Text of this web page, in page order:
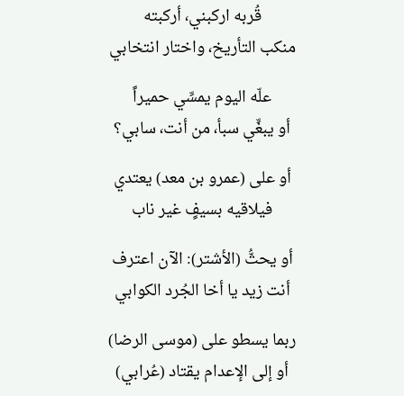
قُربه اركبني، أركبته
منكب التأريخ، واختار انتخابي
علّه اليوم يمسِّي حميراً
أو يبغِّي سبأ، من أنت، سابي؟
أو على (عمرو بن معد) يعتدي
فيلاقيه بسيفٍ غير ناب
أو يحثُّ (الأشتر): الآن اعترف
أنت زيد يا أخا الجُرد الكوابي
ربما يسطو على (موسى الرضا)
أو إلى الإعدام يقتاد (عُرابي)